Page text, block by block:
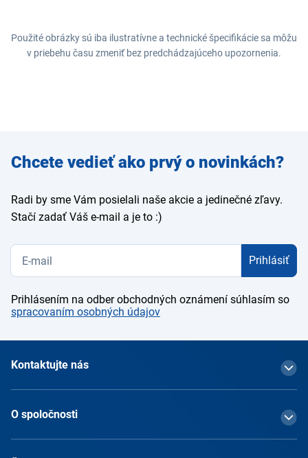
Použité obrázky sú iba ilustratívne a technické špecifikácie sa môžu
v priebehu času zmeniť bez predchádzajúceho upozornenia.
Zadajte
e-mail
Chcete vedieť ako prvý o novinkách?
Radi by sme Vám posielali naše akcie a jedinečné zľavy.
Stačí zadať Váš e-mail a je to :)
Prihlásiť
Prihlásením na odber obchodných oznámení súhlasím so
spracovaním osobných údajov
Kontaktujte nás
O spoločnosti